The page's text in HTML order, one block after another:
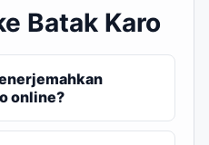
Batak Karo
online?